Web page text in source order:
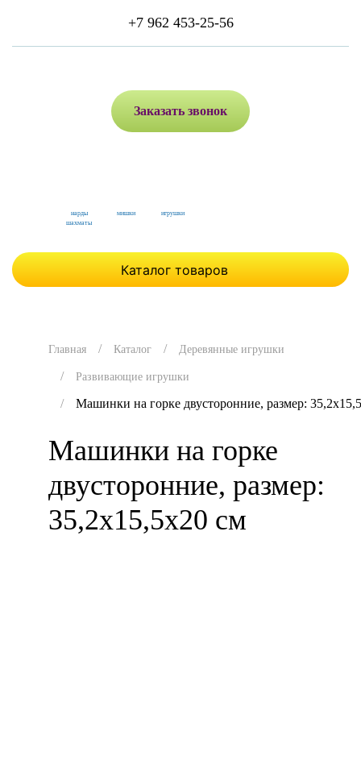
+7 962 453-25-56
Заказать звонок
нарды
шахматы
мишки игрушки
Каталог товаров
Главная Каталог Деревянные игрушки
Развивающие игрушки
Машинки на горке двусторонние, размер:
Машинки на горке
двусторонние, размер:
35,2х15,5х20 см